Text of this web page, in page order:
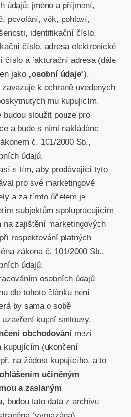
údajů: jméno a příjmení,
povolání, věk, pohlaví,
identifikační číslo,
číslo, adresa elektronické
číslo a fakturační adresa (dále
jako „osobní údaje“).
k ochraně uvedených
mu kupujícím.
budou sloužit pouze pro
a bude s nimi nakládáno
č. 101/2000 Sb.,
údajů.
s tím, aby prodávající tyto
pro své marketingové
a za tímto účelem je
subjektům spolupracujícím
na zajištění marketingových
respektování platných
zákona č. 101/2000 Sb.,
údajů.
osobních údajů
dle tohoto článku není
by sama o sobě
uzavření kupní smlouvy.
obchodování mezi
kupujícím (ukončení
na žádost kupujícího, a to
učiněným
a zaslaným
, budou tato data z archivu